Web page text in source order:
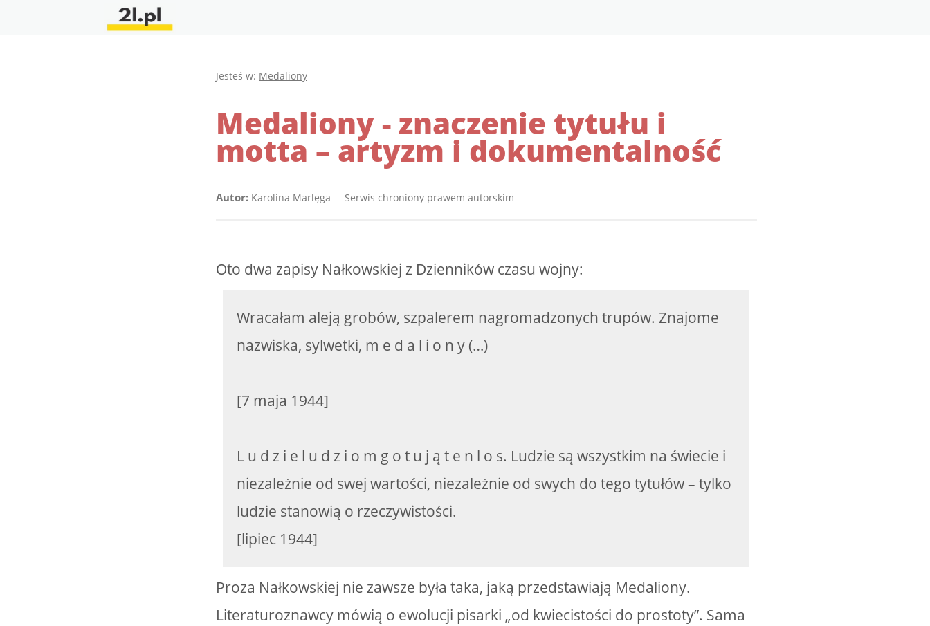
Jesteś w: Medaliony
Medaliony - znaczenie tytułu i
motta – artyzm i dokumentalność
Autor: Karolina Marlęga Serwis chroniony prawem autorskim
Oto dwa zapisy Nałkowskiej z Dzienników czasu wojny:
Wracałam aleją grobów, szpalerem nagromadzonych trupów. Znajome
nazwiska, sylwetki, m e d a l i o n y (…)
[7 maja 1944]
L u d z i e l u d z i o m g o t u j ą t e n l o s. Ludzie są wszystkim na świecie i
niezależnie od swej wartości, niezależnie od swych do tego tytułów – tylko
ludzie stanowią o rzeczywistości.
[lipiec 1944]
Proza Nałkowskiej nie zawsze była taka, jaką przedstawiają Medaliony.
Literaturoznawcy mówią o ewolucji pisarki „od kwiecistości do prostoty”. Sama